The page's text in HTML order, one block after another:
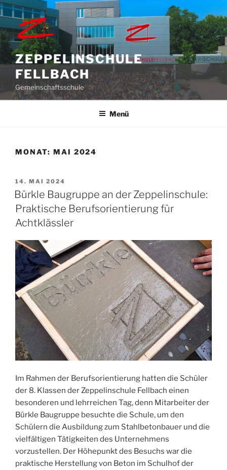
Zum
Inhalt
springen
ZEPPELINSCHULE
FELLBACH
Gemeinschaftsschule
Menü
MONAT: MAI 2024
VERÖFFENTLICHT
AM
14. MAI 2024
Bürkle Baugruppe an der Zeppelinschule:
Praktische Berufsorientierung für
Achtklässler
Im Rahmen der Berufsorientierung hatten die Schüler
der 8. Klassen der Zeppelinschule Fellbach einen
besonderen und lehrreichen Tag, denn Mitarbeiter der
Bürkle Baugruppe besuchte die Schule, um den
Schülern die Ausbildung zum Stahlbetonbauer und die
vielfältigen Tätigkeiten des Unternehmens
vorzustellen. Der Höhepunkt des Besuchs war die
praktische Herstellung von Beton im Schulhof der